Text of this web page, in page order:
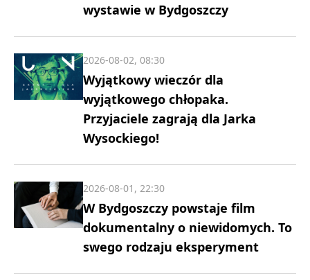
wystawie w Bydgoszczy
Wyjątkowy wieczór dla
wyjątkowego chłopaka.
Przyjaciele zagrają dla Jarka
Wysockiego!
2026-08-02, 08:30
W Bydgoszczy powstaje film
dokumentalny o niewidomych. To
swego rodzaju eksperyment
2026-08-01, 22:30